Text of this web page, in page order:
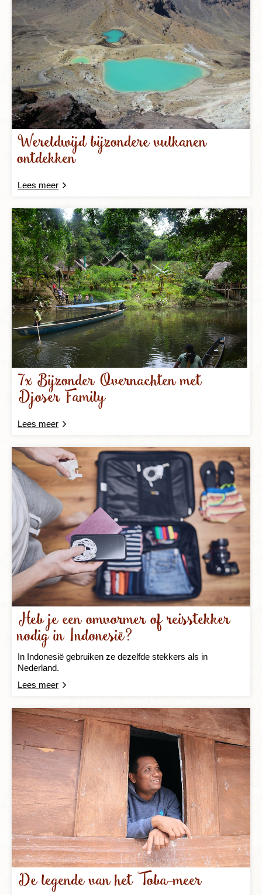
Wereldwijd bijzondere vulkanen
ontdekken
Lees meer
7x Bijzonder Overnachten met
Djoser Family
Lees meer
Heb je een omvormer of reisstekker
nodig in Indonesië?
In Indonesië gebruiken ze dezelfde stekkers als in
Nederland.
Lees meer
De legende van het Toba-meer